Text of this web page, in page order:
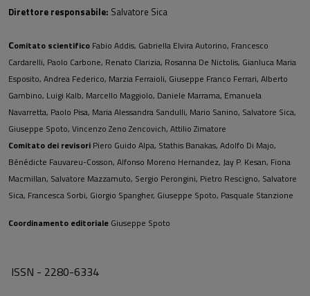
Direttore responsabile: Salvatore Sica
Comitato scientifico Fabio Addis, Gabriella Elvira Autorino, Francesco
Cardarelli, Paolo Carbone, Renato Clarizia, Rosanna De Nictolis, Gianluca Maria
Esposito, Andrea Federico, Marzia Ferraioli, Giuseppe Franco Ferrari, Alberto
Gambino, Luigi Kalb, Marcello Maggiolo, Daniele Marrama, Emanuela
Navarretta, Paolo Pisa, Maria Alessandra Sandulli, Mario Sanino, Salvatore Sica,
Giuseppe Spoto, Vincenzo Zeno Zencovich, Attilio Zimatore
Comitato dei revisori Piero Guido Alpa, Stathis Banakas, Adolfo Di Majo,
Bénédicte Fauvareu-Cosson, Alfonso Moreno Hernandez, Jay P. Kesan, Fiona
Macmillan, Salvatore Mazzamuto, Sergio Perongini, Pietro Rescigno, Salvatore
Sica, Francesca Sorbi, Giorgio Spangher, Giuseppe Spoto, Pasquale Stanzione
Coordinamento editoriale Giuseppe Spoto
ISSN - 2280-6334